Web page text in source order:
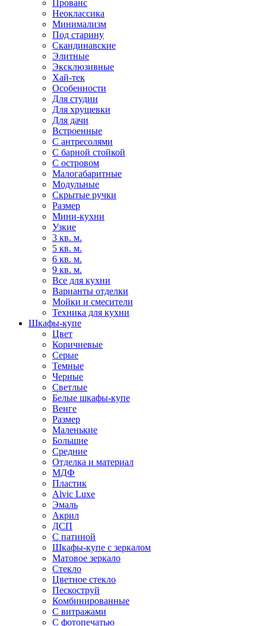
Прованс
Неоклассика
Минимализм
Под старину
Скандинавские
Элитные
Эксклюзивные
Хай-тек
Особенности
Для студии
Для хрущевки
Для дачи
Встроенные
С антресолями
С барной стойкой
С островом
Малогабаритные
Модульные
Скрытые ручки
Размер
Мини-кухни
Узкие
3 кв. м.
5 кв. м.
6 кв. м.
9 кв. м.
Все для кухни
Варианты отделки
Мойки и смесители
Техника для кухни
Шкафы-купе
Цвет
Коричневые
Серые
Темные
Черные
Светлые
Белые шкафы-купе
Венге
Размер
Маленькие
Большие
Средние
Отделка и материал
МДФ
Пластик
Alvic Luxe
Эмаль
Акрил
ДСП
С патиной
Шкафы-купе с зеркалом
Матовое зеркало
Стекло
Цветное стекло
Пескоструй
Комбинированные
С витражами
С фотопечатью